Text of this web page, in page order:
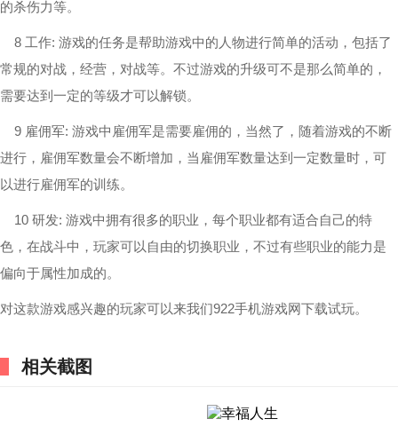
的杀伤力等。
8 工作: 游戏的任务是帮助游戏中的人物进行简单的活动，包括了
常规的对战，经营，对战等。不过游戏的升级可不是那么简单的，
需要达到一定的等级才可以解锁。
9 雇佣军: 游戏中雇佣军是需要雇佣的，当然了，随着游戏的不断
进行，雇佣军数量会不断增加，当雇佣军数量达到一定数量时，可
以进行雇佣军的训练。
10 研发: 游戏中拥有很多的职业，每个职业都有适合自己的特
色，在战斗中，玩家可以自由的切换职业，不过有些职业的能力是
偏向于属性加成的。
对这款游戏感兴趣的玩家可以来我们922手机游戏网下载试玩。
相关截图